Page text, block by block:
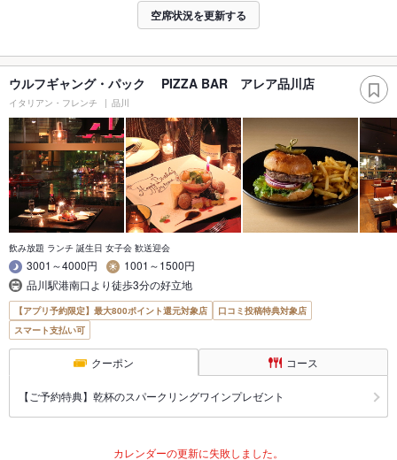
空席状況を更新する
ウルフギャング・パック PIZZA BAR アレア品川店
イタリアン・フレンチ 品川
飲み放題 ランチ 誕生日 女子会 歓送迎会
3001～4000円
1001～1500円
品川駅港南口より徒歩3分の好立地
【アプリ予約限定】最大800ポイント還元対象店
口コミ投稿特典対象店
スマート支払い可
クーポン コース
【ご予約特典】乾杯のスパークリングワインプレゼント
カレンダーの更新に失敗しました。